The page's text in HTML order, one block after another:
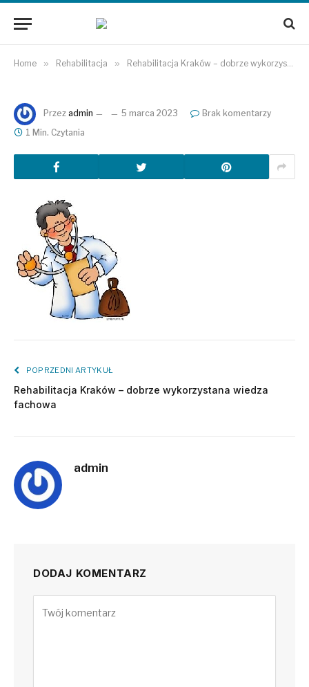
Home » Rehabilitacja » Rehabilitacja Kraków – dobrze wykorzystana wiedza fachowa
Przez admin 5 marca 2023
Brak komentarzy
1 Min. Czytania
POPRZEDNI ARTYKUŁ
Rehabilitacja Kraków – dobrze wykorzystana wiedza
fachowa
admin
DODAJ KOMENTARZ